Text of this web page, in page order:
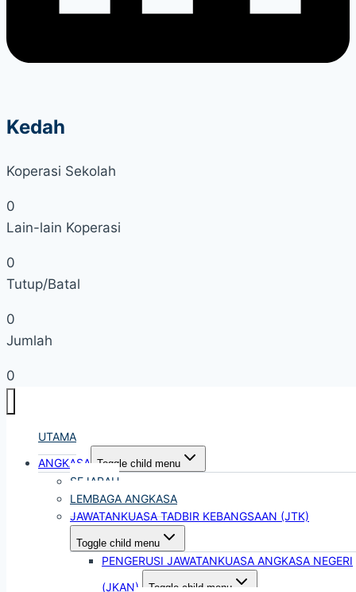
Kedah
Koperasi Sekolah
0
Lain-lain Koperasi
0
Tutup/Batal
0
Jumlah
0
UTAMA
ANGKASA Toggle child menu
SEJARAH
LEMBAGA ANGKASA
JAWATANKUASA TADBIR KEBANGSAAN (JTK)
Toggle child menu
PENGERUSI JAWATANKUASA ANGKASA NEGERI
(JKAN)
Toggle child menu